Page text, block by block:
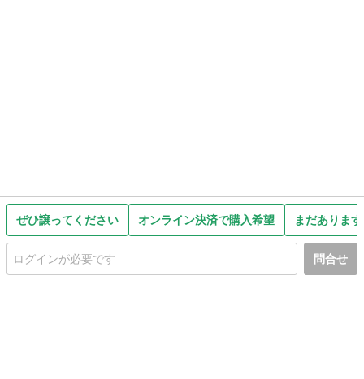
ぜひ譲ってください オンライン決済で購入希望 まだありま
問合せ